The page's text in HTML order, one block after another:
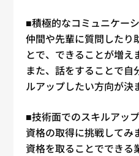
■積極的なコミュニケー
仲間や先輩に質問したり
とで、できることが増え
また、話をすることで自
ルアップしたい方向が決
■技術面でのスキルアップ
資格の取得に挑戦してみ
資格を取ることでできる